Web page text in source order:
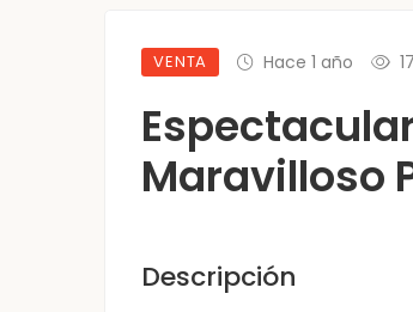
VENTA Hace 1 año
Maravilloso
Descripción